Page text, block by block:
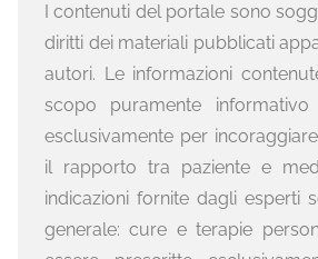
I contenuti del portale sono
diritti dei materiali pubblicati
autori. Le informazioni
scopo puramente
esclusivamente per
il rapporto tra paziente e
indicazioni fornite dagli esperti
generale: cure e terapie